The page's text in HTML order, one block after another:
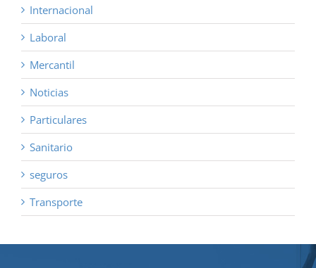
Internacional
Laboral
Mercantil
Noticias
Particulares
Sanitario
seguros
Transporte